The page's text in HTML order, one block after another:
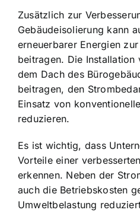
Zusätzlich zur
Gebäudeisolierung kann
erneuerbarer Energien
beitragen. Die Installation
dem Dach des
beitragen, den
Einsatz von
reduzieren.
Es ist wichtig, dass
Vorteile einer
erkennen. Neben der
auch die Betriebskosten
Umweltbelastung